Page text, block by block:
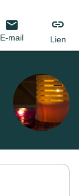
E-mail Lien